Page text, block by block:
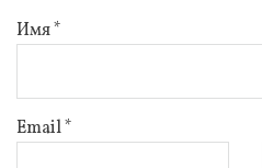
Имя*
Email*